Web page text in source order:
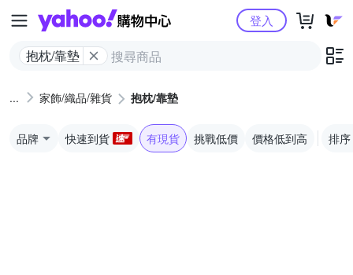
Yahoo購物中心
抱枕/靠墊
登入
家飾/織品/雜貨 抱枕/靠墊
品牌 快速到貨 有現貨 挑戰低價 價格低到高 排序